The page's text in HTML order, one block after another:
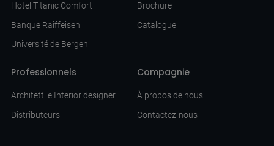
Hotel Titanic Comfort
Banque Raiffeisen
Université de Bergen
Brochure
Catalogue
Professionnels
Architetti e Interior designer
Distributeurs
Compagnie
À propos de nous
Contactez-nous